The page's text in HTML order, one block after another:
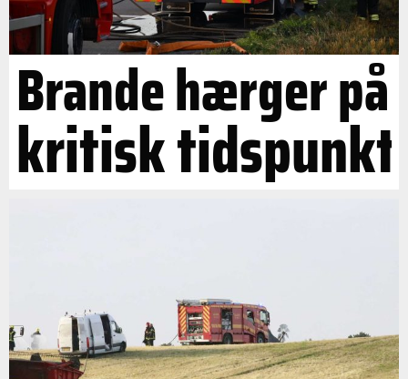
Brande hærger på
kritisk tidspunkt